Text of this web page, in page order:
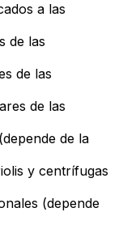
a las
de las
de las
de las
de la
y centrífugas
(depende